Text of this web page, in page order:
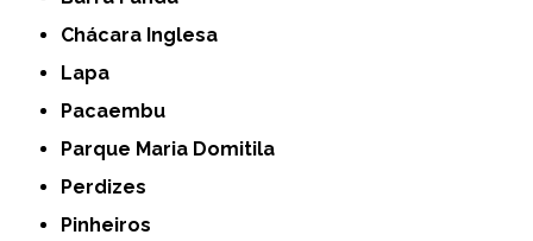
Chácara Inglesa
Lapa
Pacaembu
Parque Maria Domitila
Perdizes
Pinheiros